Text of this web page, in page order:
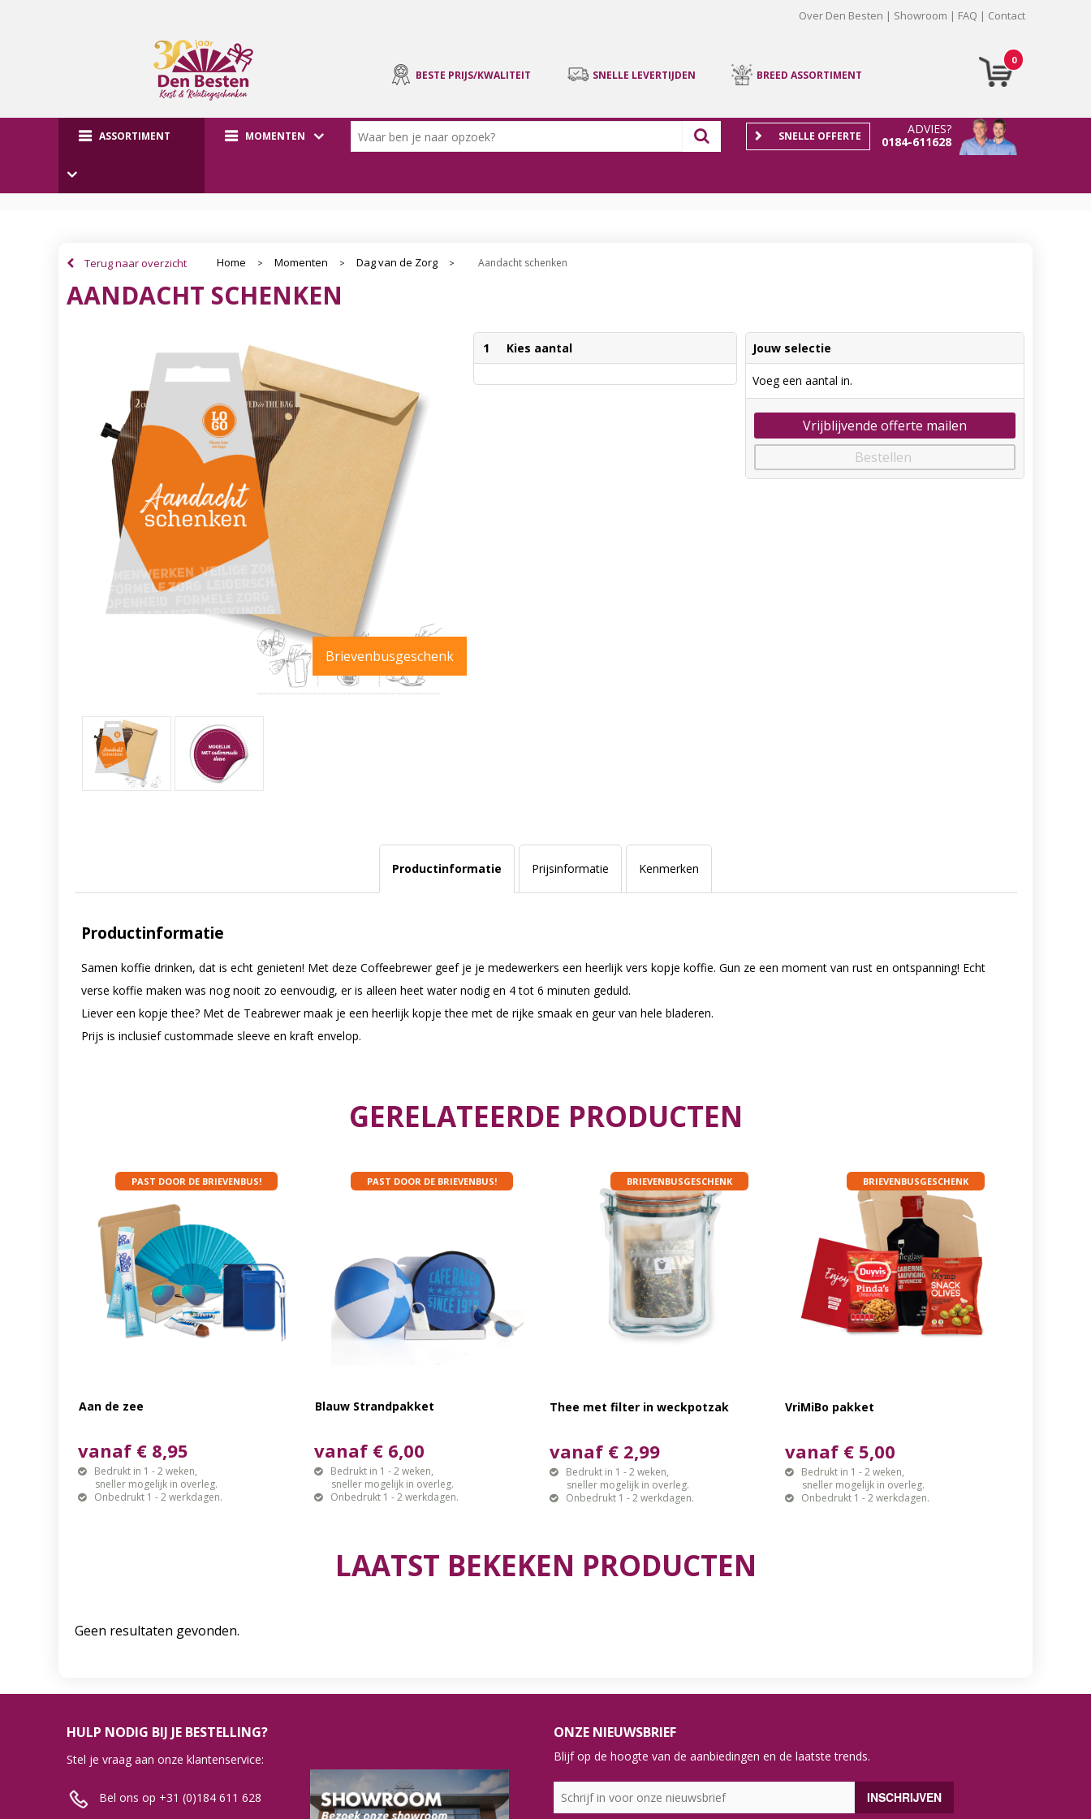
Over Den Besten Showroom FAQ Contact
0
BESTE PRIJS/KWALITEIT SNELLE LEVERTIJDEN BREED ASSORTIMENT
ASSORTIMENT MOMENTEN
ADVIES?
0184-611628
SNELLE OFFERTE
Terug naar overzicht Home > Momenten > Dag van de Zorg > Aandacht schenken
AANDACHT SCHENKEN
Brievenbusgeschenk
1 Kies aantal Jouw selectie
Voeg een aantal in.
Vrijblijvende offerte mailen
Bestellen
Productinformatie Prijsinformatie Kenmerken
Productinformatie
Samen koffie drinken, dat is echt genieten! Met deze Coffeebrewer geef je je medewerkers een heerlijk vers kopje koffie. Gun ze een moment van rust en ontspanning! Echt
verse koffie maken was nog nooit zo eenvoudig, er is alleen heet water nodig en 4 tot 6 minuten geduld.
Liever een kopje thee? Met de Teabrewer maak je een heerlijk kopje thee met de rijke smaak en geur van hele bladeren.
Prijs is inclusief custommade sleeve en kraft envelop.
GERELATEERDE PRODUCTEN
PAST DOOR DE BRIEVENBUS!
Aan de zee
vanaf € 8,95
Bedrukt in 1 - 2 weken,
sneller mogelijk in overleg.
Onbedrukt 1 - 2 werkdagen.
PAST DOOR DE BRIEVENBUS!
Blauw Strandpakket
vanaf € 6,00
Bedrukt in 1 - 2 weken,
sneller mogelijk in overleg.
Onbedrukt 1 - 2 werkdagen.
BRIEVENBUSGESCHENK
Thee met filter in weckpotzak
vanaf € 2,99
Bedrukt in 1 - 2 weken,
sneller mogelijk in overleg.
Onbedrukt 1 - 2 werkdagen.
BRIEVENBUSGESCHENK
VriMiBo pakket
vanaf € 5,00
Bedrukt in 1 - 2 weken,
sneller mogelijk in overleg.
Onbedrukt 1 - 2 werkdagen.
LAATST BEKEKEN PRODUCTEN
Geen resultaten gevonden.
HULP NODIG BIJ JE BESTELLING?
Stel je vraag aan onze klantenservice:
Bel ons op +31 (0)184 611 628
ONZE NIEUWSBRIEF
Blijf op de hoogte van de aanbiedingen en de laatste trends.